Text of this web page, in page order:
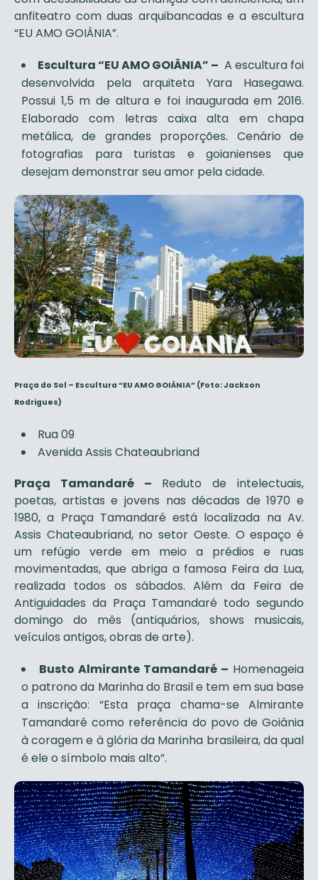
anfiteatro com duas arquibancadas e a escultura
“EU AMO GOIÂNIA”.
Escultura “EU AMO GOIÂNIA” – A escultura foi
desenvolvida pela arquiteta Yara Hasegawa.
Possui 1,5 m de altura e foi inaugurada em 2016.
Elaborado com letras caixa alta em chapa
metálica, de grandes proporções. Cenário de
fotografias para turistas e goianienses que
desejam demonstrar seu amor pela cidade.
Praça do Sol – Escultura “EU AMO GOIÂNIA” (Foto: Jackson
Rodrigues)
Rua 09
Avenida Assis Chateaubriand
Praça Tamandaré – Reduto de intelectuais,
poetas, artistas e jovens nas décadas de 1970 e
1980, a Praça Tamandaré está localizada na Av.
Assis Chateaubriand, no setor Oeste. O espaço é
um refúgio verde em meio a prédios e ruas
movimentadas, que abriga a famosa Feira da Lua,
realizada todos os sábados. Além da Feira de
Antiguidades da Praça Tamandaré todo segundo
domingo do mês (antiquários, shows musicais,
veículos antigos, obras de arte).
Busto Almirante Tamandaré – Homenageia
o patrono da Marinha do Brasil e tem em sua base
a inscrição: “Esta praça chama-se Almirante
Tamandaré como referência do povo de Goiânia
à coragem e à glória da Marinha brasileira, da qual
é ele o símbolo mais alto”.